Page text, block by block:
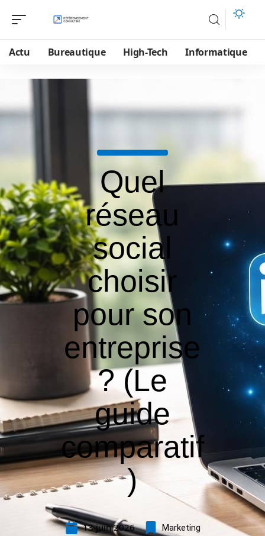
Actu Bureautique High-Tech Informatique
Quel
réseau
social
choisir
pour son
entreprise
? (Le
guide
comparatif
)
13 juin 2026 Marketing